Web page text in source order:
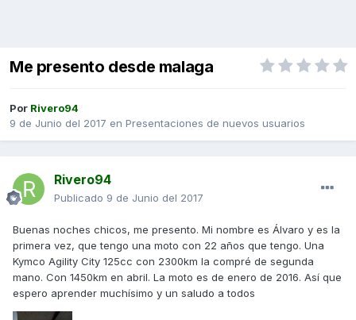
Me presento desde malaga
Por Rivero94
9 de Junio del 2017 en Presentaciones de nuevos usuarios
Rivero94
Publicado 9 de Junio del 2017
Buenas noches chicos, me presento. Mi nombre es Álvaro y es la
primera vez, que tengo una moto con 22 años que tengo. Una
Kymco Agility City 125cc con 2300km la compré de segunda
mano. Con 1450km en abril. La moto es de enero de 2016. Así que
espero aprender muchísimo y un saludo a todos